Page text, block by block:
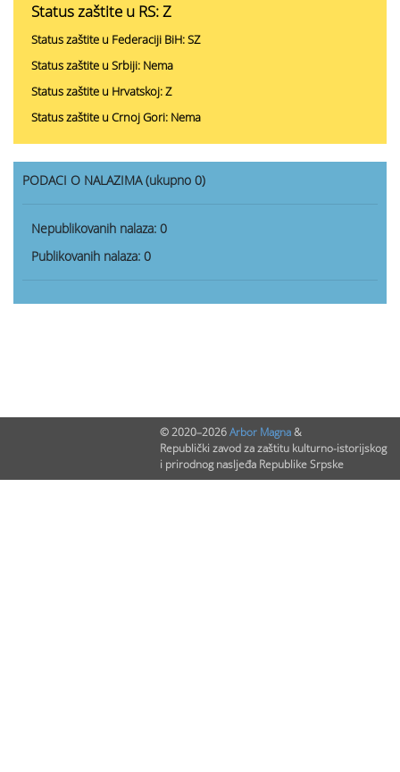
Status zaštite u RS: Z
Status zaštite u Federaciji BiH: SZ
Status zaštite u Srbiji: Nema
Status zaštite u Hrvatskoj: Z
Status zaštite u Crnoj Gori: Nema
PODACI O NALAZIMA (ukupno 0)
Nepublikovanih nalaza: 0
Publikovanih nalaza: 0
© 2020–2026Arbor Magna&
Republički zavod za zaštitu kulturno-istorijskog
i prirodnog nasljeđa Republike Srpske